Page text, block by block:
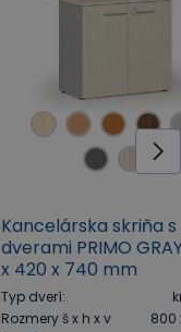
Kancelárska skriňa s
dverami PRIMO
x 420 x 740 mm
Typ dverí:
Rozmery š x h x v
800